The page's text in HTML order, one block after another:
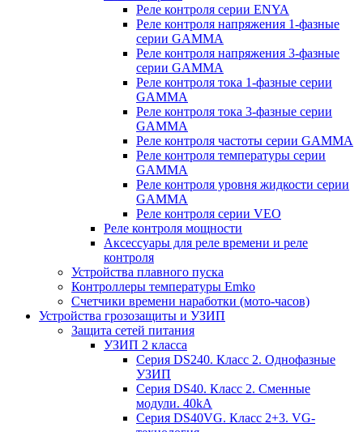
Реле контроля серии ENYA
Реле контроля напряжения 1-фазные
серии GAMMA
Реле контроля напряжения 3-фазные
серии GAMMA
Реле контроля тока 1-фазные серии
GAMMA
Реле контроля тока 3-фазные серии
GAMMA
Реле контроля частоты серии GAMMA
Реле контроля температуры серии
GAMMA
Реле контроля уровня жидкости серии
GAMMA
Реле контроля серии VEO
Реле контроля мощности
Аксессуары для реле времени и реле
контроля
Устройства плавного пуска
Контроллеры температуры Emko
Счетчики времени наработки (мото-часов)
Устройства грозозащиты и УЗИП
Защита сетей питания
УЗИП 2 класса
Серия DS240. Класс 2. Однофазные
УЗИП
Серия DS40. Класс 2. Сменные
модули. 40kA
Серия DS40VG. Класс 2+3. VG-